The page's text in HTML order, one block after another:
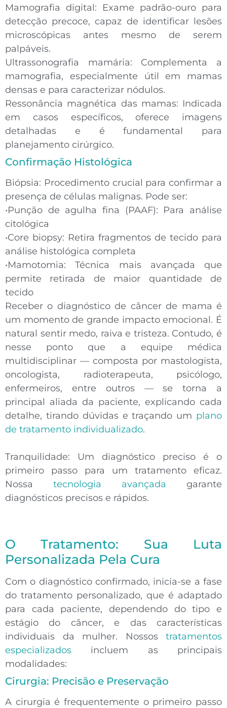
Mamografia digital: Exame padrão-ouro para
detecção precoce, capaz de identificar lesões
microscópicas antes mesmo de serem
palpáveis.
Ultrassonografia mamária: Complementa a
mamografia, especialmente útil em mamas
densas e para caracterizar nódulos.
Ressonância magnética das mamas: Indicada
em casos específicos, oferece imagens
detalhadas e é fundamental para
planejamento cirúrgico.
Confirmação Histológica
Biópsia: Procedimento crucial para confirmar a
presença de células malignas. Pode ser:
•Punção de agulha fina (PAAF): Para análise
citológica
•Core biopsy: Retira fragmentos de tecido para
análise histológica completa
•Mamotomia: Técnica mais avançada que
permite retirada de maior quantidade de
tecido
Receber o diagnóstico de câncer de mama é
um momento de grande impacto emocional. É
natural sentir medo, raiva e tristeza. Contudo, é
nesse ponto que a equipe médica
multidisciplinar — composta por mastologista,
oncologista, radioterapeuta, psicólogo,
enfermeiros, entre outros — se torna a
principal aliada da paciente, explicando cada
detalhe, tirando dúvidas e traçando um plano
de tratamento individualizado.
Tranquilidade: Um diagnóstico preciso é o
primeiro passo para um tratamento eficaz.
Nossa tecnologia avançada garante
diagnósticos precisos e rápidos.
O Tratamento: Sua Luta
Personalizada Pela Cura
Com o diagnóstico confirmado, inicia-se a fase
do tratamento personalizado, que é adaptado
para cada paciente, dependendo do tipo e
estágio do câncer, e das características
individuais da mulher. Nossos tratamentos
especializados incluem as principais
modalidades:
Cirurgia: Precisão e Preservação
A cirurgia é frequentemente o primeiro passo